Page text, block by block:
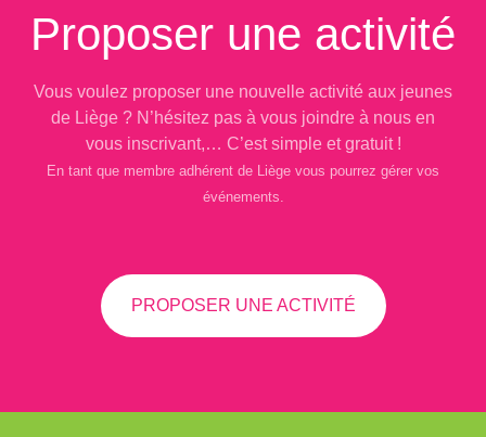
Proposer une activité
Vous voulez proposer une nouvelle activité aux jeunes
de Liège ? N’hésitez pas à vous joindre à nous en
vous inscrivant,… C’est simple et gratuit !
En tant que membre adhérent de Liège vous pourrez gérer vos
événements.
PROPOSER UNE ACTIVITÉ